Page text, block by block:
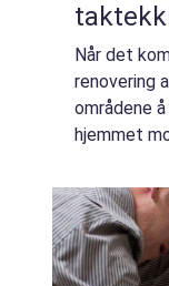
Når det
renovering
områdene
hjemmet